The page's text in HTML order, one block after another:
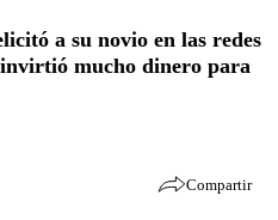
a su novio en las redes
mucho dinero para
Compartir